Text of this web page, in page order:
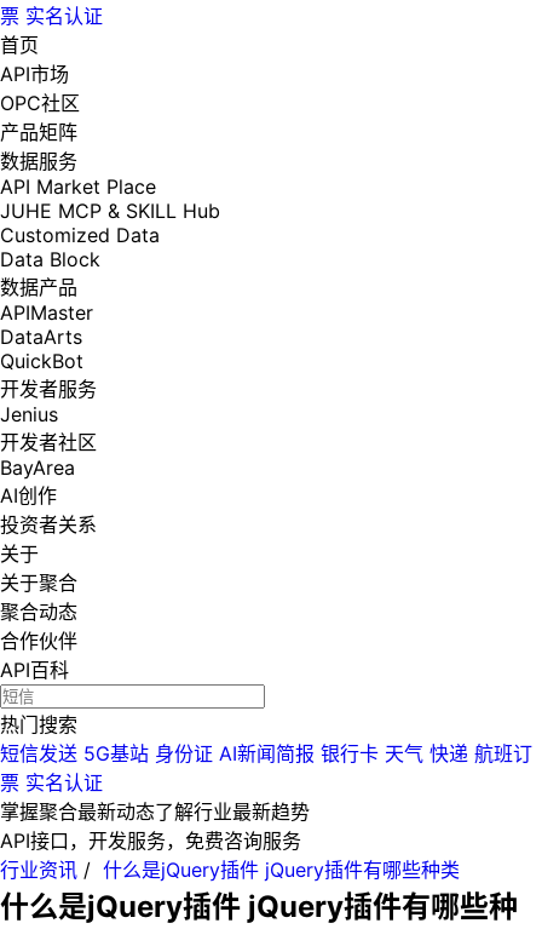
票 实名认证
首页
API市场
OPC社区
产品矩阵
数据服务
API Market Place
JUHE MCP & SKILL Hub
Customized Data
Data Block
数据产品
APIMaster
DataArts
QuickBot
开发者服务
Jenius
开发者社区
BayArea
AI创作
投资者关系
关于
关于聚合
聚合动态
合作伙伴
API百科
热门搜索
短信发送 5G基站 身份证 AI新闻简报 银行卡 天气 快递 航班订
票 实名认证
掌握聚合最新动态了解行业最新趋势
API接口，开发服务，免费咨询服务
行业资讯 / 什么是jQuery插件 jQuery插件有哪些种类
什么是jQuery插件 jQuery插件有哪些种